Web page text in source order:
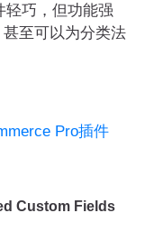
轻巧，但功能强
至可以为分类法
Pro插件
Custom Fields